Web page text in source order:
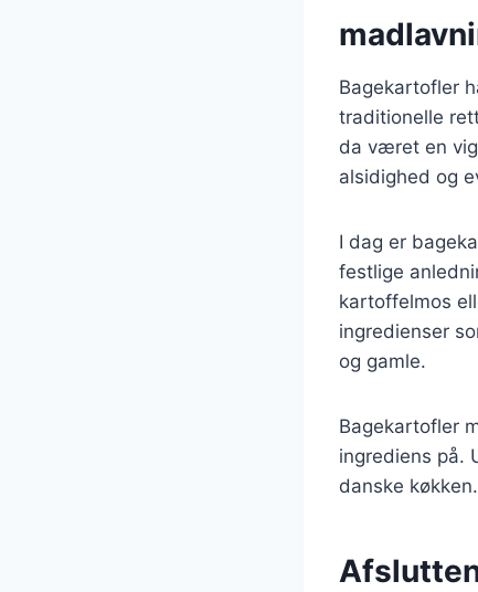
Bagekartofler
traditionelle
da været en
alsidighed og
I dag er
festlige
kartoffelmos
ingredienser
og gamle.
Bagekartofler
ingrediens på.
danske køkken.